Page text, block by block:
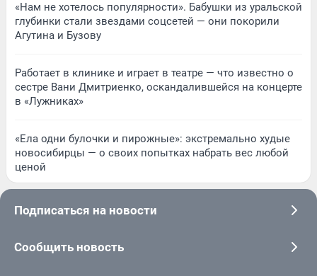
«Нам не хотелось популярности». Бабушки из уральской
глубинки стали звездами соцсетей — они покорили
Агутина и Бузову
Работает в клинике и играет в театре — что известно о
сестре Вани Дмитриенко, оскандалившейся на концерте
в «Лужниках»
«Ела одни булочки и пирожные»: экстремально худые
новосибирцы — о своих попытках набрать вес любой
ценой
Подписаться на новости
Сообщить новость